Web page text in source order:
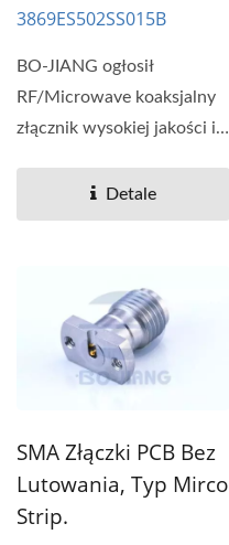
3869ES502SS015B
BO-JIANG ogłosił
RF/Microwave koaksjalny
złącznik wysokiej jakości i
Detale
SMA Złączki PCB Bez
Lutowania, Typ Mirco
Strip.